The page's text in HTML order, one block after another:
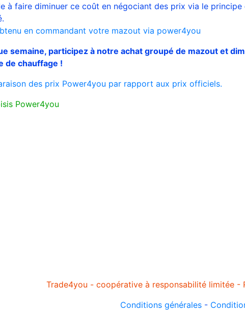
à faire diminuer ce coût en négociant des prix via le principe
en commandant votre mazout via power4you
semaine, participez à notre achat groupé de mazout et
de chauffage !
des prix Power4you par rapport aux prix officiels.
Power4you
Trade4you - coopérative à responsabilité limitée -
Conditions générales-